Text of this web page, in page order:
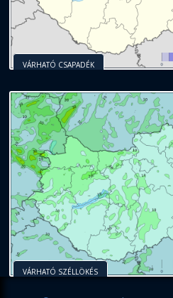
VÁRHATÓ CSAPADÉK
VÁRHATÓ SZÉLLÖKÉS